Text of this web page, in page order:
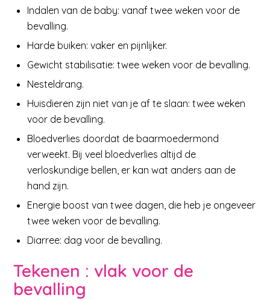
Indalen van de baby: vanaf twee weken voor de
bevalling.
Harde buiken: vaker en pijnlijker.
Gewicht stabilisatie: twee weken voor de bevalling.
Nesteldrang.
Huisdieren zijn niet van je af te slaan: twee weken
voor de bevalling.
Bloedverlies doordat de baarmoedermond
verweekt. Bij veel bloedverlies altijd de
verloskundige bellen, er kan wat anders aan de
hand zijn.
Energie boost van twee dagen, die heb je ongeveer
twee weken voor de bevalling.
Diarree: dag voor de bevalling.
Tekenen : vlak voor de
bevalling